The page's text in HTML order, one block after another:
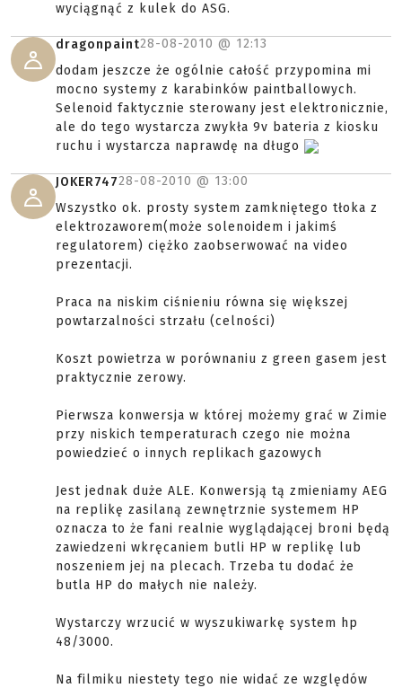
wyciągnąć z kulek do ASG.
dragonpaint28-08-2010 @ 12:13
dodam jeszcze że ogólnie całość przypomina mi
mocno systemy z karabinków paintballowych.
Selenoid faktycznie sterowany jest elektronicznie,
ale do tego wystarcza zwykła 9v bateria z kiosku
ruchu i wystarcza naprawdę na długo
JOKER74728-08-2010 @ 13:00
Wszystko ok. prosty system zamkniętego tłoka z
elektrozaworem(może solenoidem i jakimś
regulatorem) ciężko zaobserwować na video
prezentacji.
Praca na niskim ciśnieniu równa się większej
powtarzalności strzału (celności)
Koszt powietrza w porównaniu z green gasem jest
praktycznie zerowy.
Pierwsza konwersja w której możemy grać w Zimie
przy niskich temperaturach czego nie można
powiedzieć o innych replikach gazowych
Jest jednak duże ALE. Konwersją tą zmieniamy AEG
na replikę zasilaną zewnętrznie systemem HP
oznacza to że fani realnie wyglądającej broni będą
zawiedzeni wkręcaniem butli HP w replikę lub
noszeniem jej na plecach. Trzeba tu dodać że
butla HP do małych nie należy.
Wystarczy wrzucić w wyszukiwarkę system hp
48/3000.
Na filmiku niestety tego nie widać ze względów